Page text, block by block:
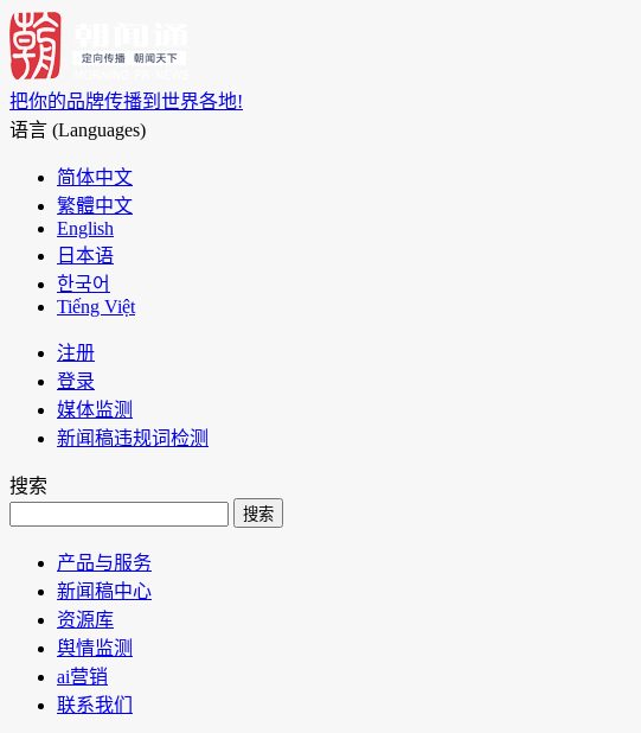
把你的品牌传播到世界各地!
语言 (Languages)
简体中文
繁體中文
English
日本语
한국어
Tiếng Việt
注册
登录
媒体监测
新闻稿违规词检测
搜索
搜索
产品与服务
新闻稿中心
资源库
舆情监测
ai营销
联系我们